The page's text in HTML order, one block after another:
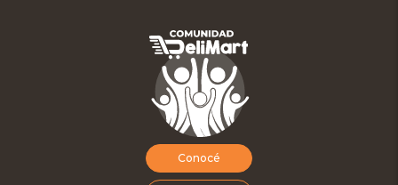
Conocé